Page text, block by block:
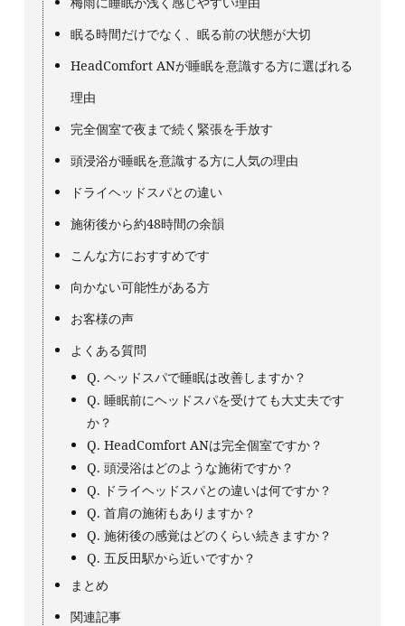
眠る時間だけでなく、眠る前の状態が大切
HeadComfort ANが睡眠を意識する方に選ばれる
理由
完全個室で夜まで続く緊張を手放す
頭浸浴が睡眠を意識する方に人気の理由
ドライヘッドスパとの違い
施術後から約48時間の余韻
こんな方におすすめです
向かない可能性がある方
お客様の声
よくある質問
Q. ヘッドスパで睡眠は改善しますか？
Q. 睡眠前にヘッドスパを受けても大丈夫です
か？
Q. HeadComfort ANは完全個室ですか？
Q. 頭浸浴はどのような施術ですか？
Q. ドライヘッドスパとの違いは何ですか？
Q. 首肩の施術もありますか？
Q. 施術後の感覚はどのくらい続きますか？
Q. 五反田駅から近いですか？
まとめ
関連記事